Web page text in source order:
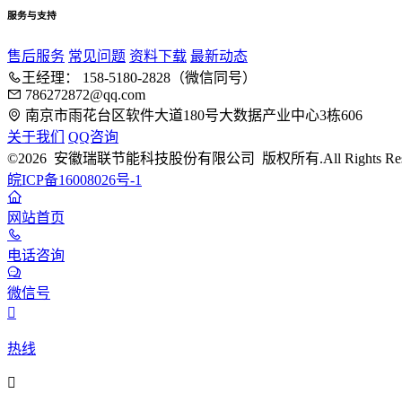
服务与支持
售后服务 常见问题 资料下载 最新动态
王经理： 158-5180-2828（微信同号）
786272872@qq.com
南京市雨花台区软件大道180号大数据产业中心3栋606
关于我们
QQ咨询
©2026 安徽瑞联节能科技股份有限公司 版权所有.All Rights
皖ICP备16008026号-1
网站首页
电话咨询
微信号

热线
